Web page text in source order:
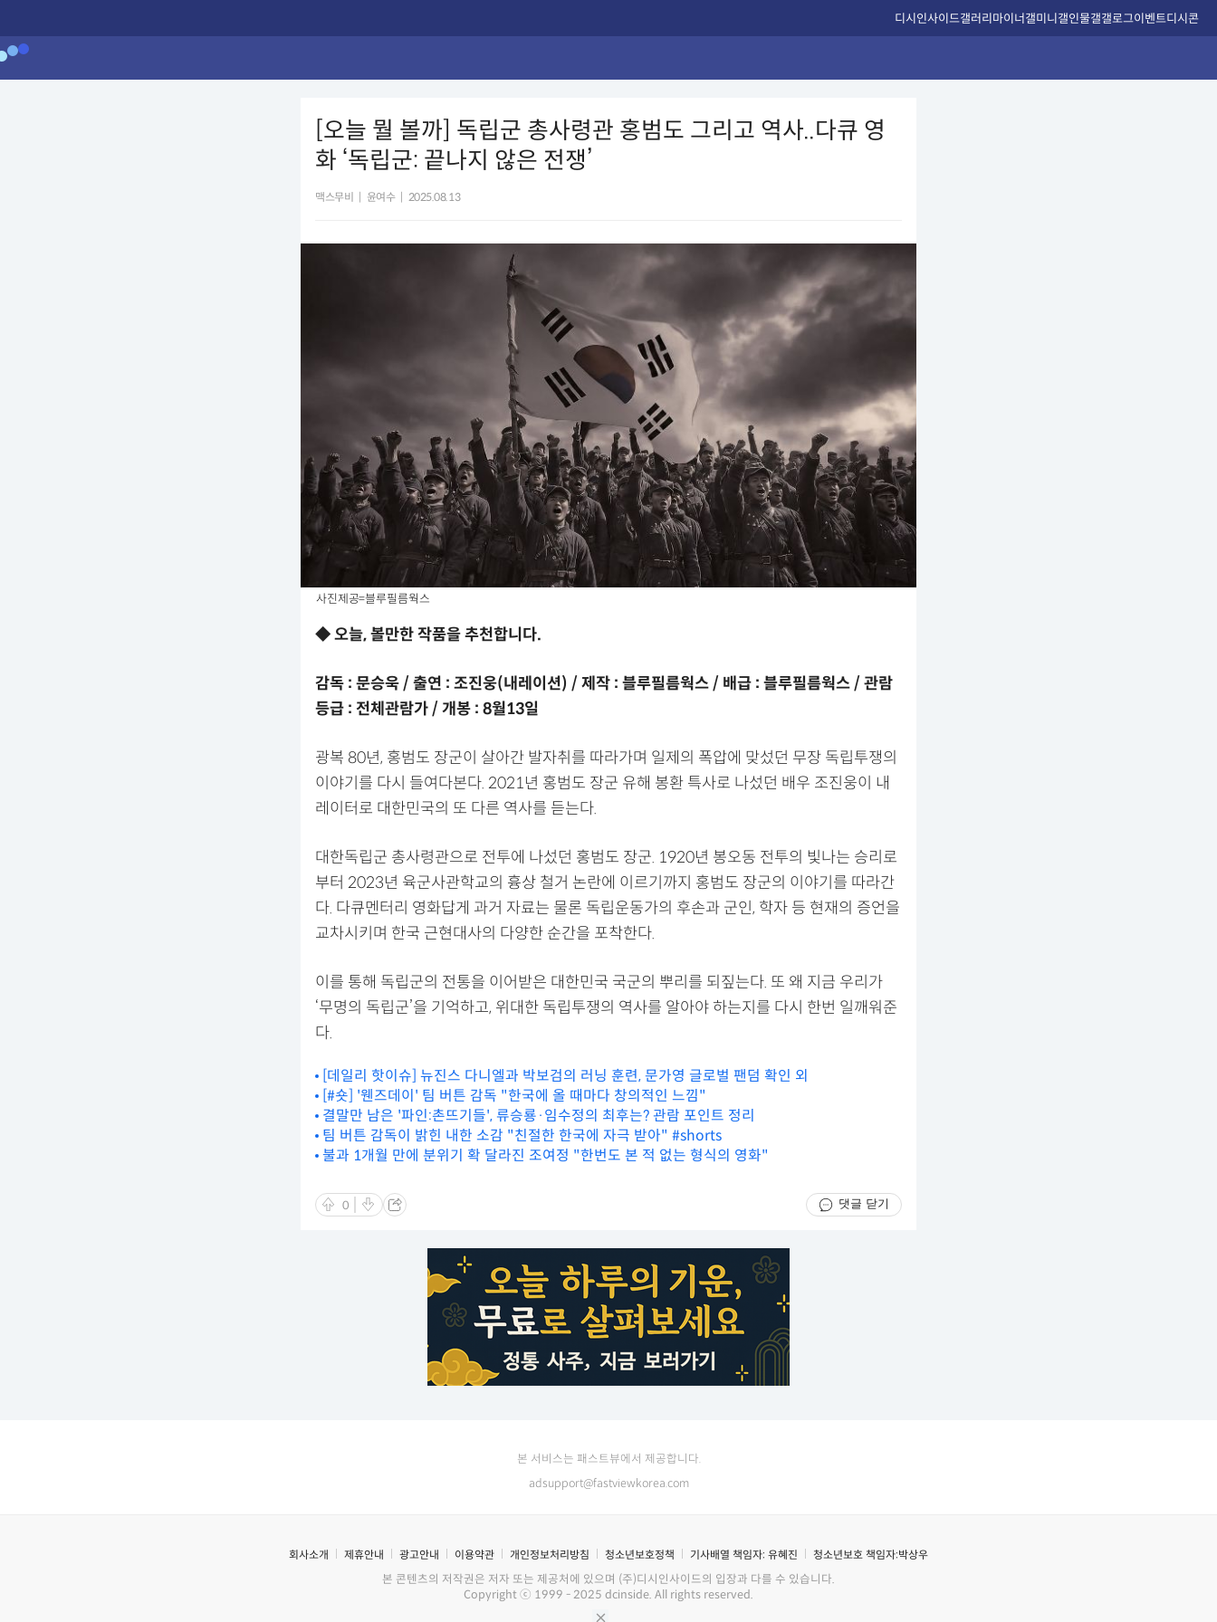
디시인사이드갤러리마이너갤미니갤인물갤갤로그이벤트디시콘
[오늘 뭘 볼까] 독립군 총사령관 홍범도 그리고 역사..다큐 영
화 ‘독립군: 끝나지 않은 전쟁’
맥스무비 윤여수 2025.08.13
사진제공=블루필름웍스
◆ 오늘, 볼만한 작품을 추천합니다.
감독 : 문승욱 / 출연 : 조진웅(내레이션) / 제작 : 블루필름웍스 / 배급 : 블루필름웍스 / 관람
등급 : 전체관람가 / 개봉 : 8월13일
광복 80년, 홍범도 장군이 살아간 발자취를 따라가며 일제의 폭압에 맞섰던 무장 독립투쟁의
이야기를 다시 들여다본다. 2021년 홍범도 장군 유해 봉환 특사로 나섰던 배우 조진웅이 내
레이터로 대한민국의 또 다른 역사를 듣는다.
대한독립군 총사령관으로 전투에 나섰던 홍범도 장군. 1920년 봉오동 전투의 빛나는 승리로
부터 2023년 육군사관학교의 흉상 철거 논란에 이르기까지 홍범도 장군의 이야기를 따라간
다. 다큐멘터리 영화답게 과거 자료는 물론 독립운동가의 후손과 군인, 학자 등 현재의 증언을
교차시키며 한국 근현대사의 다양한 순간을 포착한다.
이를 통해 독립군의 전통을 이어받은 대한민국 국군의 뿌리를 되짚는다. 또 왜 지금 우리가
‘무명의 독립군’을 기억하고, 위대한 독립투쟁의 역사를 알아야 하는지를 다시 한번 일깨워준
다.
[데일리 핫이슈] 뉴진스 다니엘과 박보검의 러닝 훈련, 문가영 글로벌 팬덤 확인 외
[#숏] '웬즈데이' 팀 버튼 감독 "한국에 올 때마다 창의적인 느낌"
결말만 남은 '파인:촌뜨기들', 류승룡·임수정의 최후는? 관람 포인트 정리
팀 버튼 감독이 밝힌 내한 소감 "친절한 한국에 자극 받아" #shorts
불과 1개월 만에 분위기 확 달라진 조여정 "한번도 본 적 없는 형식의 영화"
0 댓글 닫기
본 서비스는 패스트뷰에서 제공합니다.
adsupport@fastviewkorea.com
회사소개 제휴안내 광고안내 이용약관 개인정보처리방침 청소년보호정책 기사배열 책임자: 유혜진 청소년보호 책임자:박상우
본 콘텐츠의 저작권은 저자 또는 제공처에 있으며 (주)디시인사이드의 입장과 다를 수 있습니다.
Copyright ⓒ 1999 - 2025 dcinside. All rights reserved.